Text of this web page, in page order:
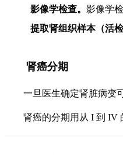
影像学检查。 影像学
提取肾组织样本（活检
肾癌分期
一旦医生确定肾脏病变
肾癌的分期用从 I 到 IV